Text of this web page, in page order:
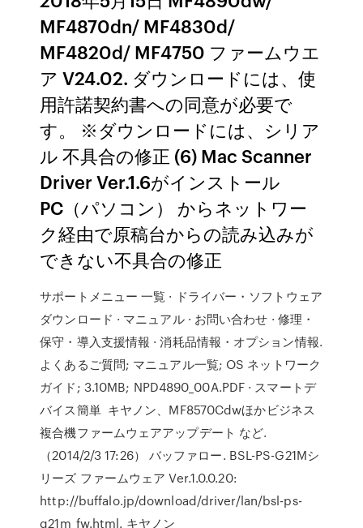
MF4870dn/ MF4830d/
MF4820d/ MF4750 ファームウエ
ア V24.02. ダウンロードには、使
用許諾契約書への同意が必要で
す。 ※ダウンロードには、シリア
ル 不具合の修正 (6) Mac Scanner
Driver Ver.1.6がインストール
PC（パソコン） からネットワー
ク経由で原稿台からの読み込みが
できない不具合の修正
サポートメニュー 一覧 · ドライバー・ソフトウェア
ダウンロード · マニュアル · お問い合わせ · 修理・
保守・導入支援情報 · 消耗品情報・オプション情報.
よくあるご質問; マニュアル一覧; OS ネットワーク
ガイド; 3.10MB; NPD4890_00A.PDF · スマートデ
バイス簡単 キヤノン、MF8570Cdwほかビジネス
複合機ファームウェアアップデート など.
（2014/2/3 17:26） バッファロー. BSL-PS-G21Mシ
リーズ ファームウェア Ver.1.0.0.20:
http://buffalo.jp/download/driver/lan/bsl-ps-
g21m_fw.html. キヤノン